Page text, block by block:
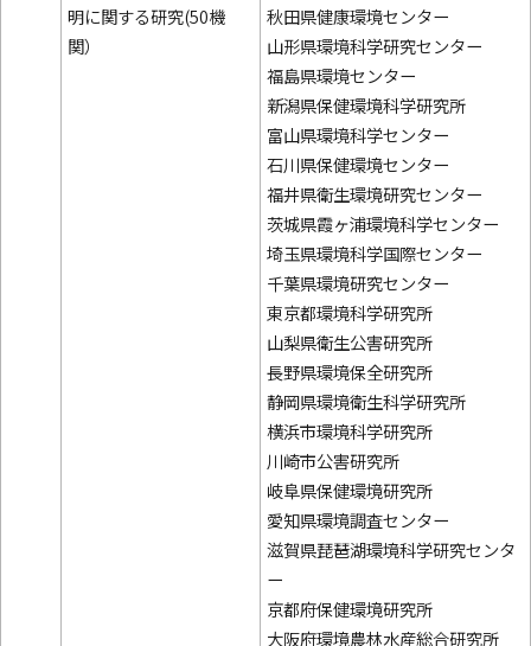
明に関する研究(50機
関）
秋田県健康環境センター
山形県環境科学研究センター
福島県環境センター
新潟県保健環境科学研究所
富山県環境科学センター
石川県保健環境センター
福井県衛生環境研究センター
茨城県霞ヶ浦環境科学センター
埼玉県環境科学国際センター
千葉県環境研究センター
東京都環境科学研究所
山梨県衛生公害研究所
長野県環境保全研究所
静岡県環境衛生科学研究所
横浜市環境科学研究所
川崎市公害研究所
岐阜県保健環境研究所
愛知県環境調査センター
滋賀県琵琶湖環境科学研究センタ
ー
京都府保健環境研究所
大阪府環境農林水産総合研究所